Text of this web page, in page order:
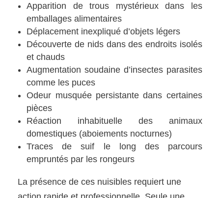
Apparition de trous mystérieux dans les
emballages alimentaires
Déplacement inexpliqué d’objets légers
Découverte de nids dans des endroits isolés
et chauds
Augmentation soudaine d’insectes parasites
comme les puces
Odeur musquée persistante dans certaines
pièces
Réaction inhabituelle des animaux
domestiques (aboiements nocturnes)
Traces de suif le long des parcours
empruntés par les rongeurs
La présence de ces nuisibles requiert une